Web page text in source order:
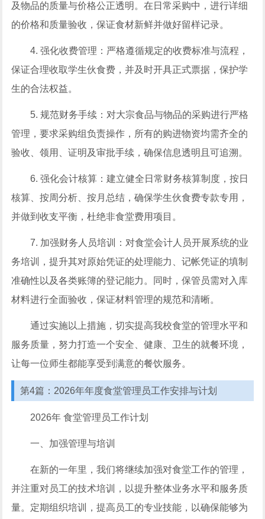
及物品的质量与价格公正透明。在日常采购中，进行详细
的价格和质量验收，保证食材新鲜并做好留样记录。
4. 强化收费管理：严格遵循规定的收费标准与流程，
保证合理收取学生伙食费，并及时开具正式票据，保护学
生的合法权益。
5. 规范财务手续：对大宗食品与物品的采购进行严格
管理，要求采购组负责操作，所有的购进物资均需齐全的
验收、领用、证明及审批手续，确保信息透明且可追溯。
6. 强化会计核算：建立健全日常财务核算制度，按日
核算、按周分析、按月总结，确保学生伙食费专款专用，
并做到收支平衡，杜绝非食堂费用项目。
7. 加强财务人员培训：对食堂会计人员开展系统的业
务培训，提升其对原始凭证的处理能力、记帐凭证的填制
准确性以及各类账簿的登记能力。同时，保管员需对入库
材料进行全面验收，保证材料管理的规范和清晰。
通过实施以上措施，切实提高我校食堂的管理水平和
服务质量，努力打造一个安全、健康、卫生的就餐环境，
让每一位师生都能享受到满意的餐饮服务。
第4篇：2026年年度食堂管理员工作安排与计划
2026年 食堂管理员工作计划
一、加强管理与培训
在新的一年里，我们将继续加强对食堂工作的管理，
并注重对员工的技术培训，以提升整体业务水平和服务质
量。定期组织培训，提高员工的专业技能，以确保能够为